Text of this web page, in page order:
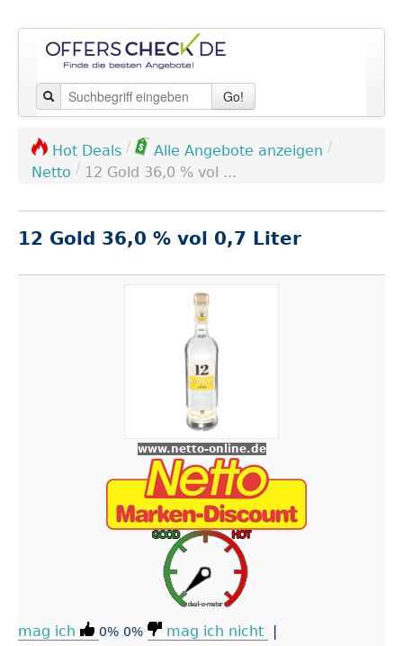
Go!
Hot Deals / Alle Angebote anzeigen /
Netto / 12 Gold 36,0 % vol ...
12 Gold 36,0 % vol 0,7 Liter
www.netto-online.de
mag ich 0% 0% mag ich nicht
|